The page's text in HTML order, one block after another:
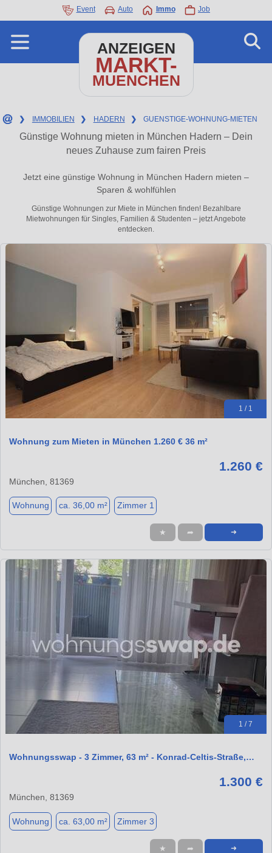
Event Auto Immo Job
ANZEIGEN
MARKT-
MUENCHEN
❯ IMMOBILIEN ❯ HADERN ❯ GUENSTIGE-WOHNUNG-MIETEN
Günstige Wohnung mieten in München Hadern – Dein
neues Zuhause zum fairen Preis
Jetzt eine günstige Wohnung in München Hadern mieten –
Sparen & wohlfühlen
Günstige Wohnungen zur Miete in München finden! Bezahlbare
Mietwohnungen für Singles, Familien & Studenten – jetzt Angebote
entdecken.
1 / 1
Wohnung zum Mieten in München 1.260 € 36 m²
1.260 €
München, 81369
Wohnung ca. 36,00 m² Zimmer 1
★ ➦ ➜
1 / 7
Wohnungsswap - 3 Zimmer, 63 m² - Konrad-Celtis-Straße,…
1.300 €
München, 81369
Wohnung ca. 63,00 m² Zimmer 3
★ ➦ ➜